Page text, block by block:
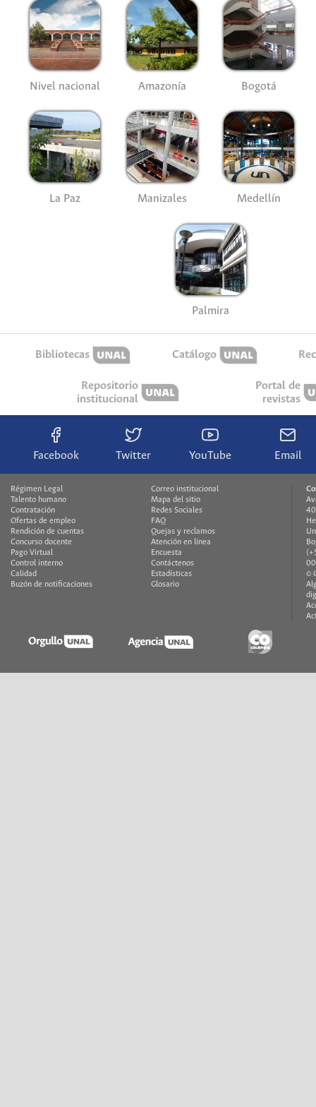
Nivel nacional Amazonía Bogotá
La Paz Manizales Medellín
Palmira
Bibliotecas Catálogo
Repositorio
institucional
Portal de
revistas
Facebook Twitter YouTube Email
Régimen Legal
Talento humano
Contratación
Ofertas de empleo
Rendición de cuentas
Concurso docente
Pago Virtual
Control interno
Calidad
Buzón de notificaciones
Correo institucional
Mapa del sitio
Redes Sociales
FAQ
Quejas y reclamos
Atención en línea
Encuesta
Contáctenos
Estadísticas
Glosario
©